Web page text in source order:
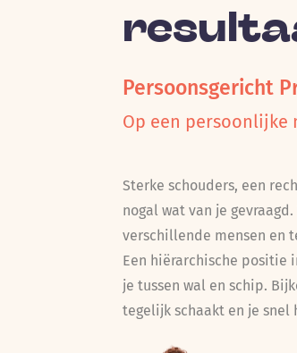
Persoonsgericht
Op een persoonlijke
Sterke schouders, een
nogal wat van je
verschillende mensen en
Een hiërarchische positie
je tussen wal en schip.
tegelijk schaakt en je